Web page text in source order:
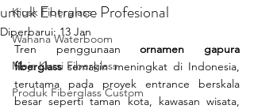
Kiosk Fiberglass
Wahana Waterboom
Meja Kursi Fiberglass
Produk Fiberglass Custom
untuk Entrance Profesional
Diperbarui:13 Jan
Tren penggunaan ornamen gapura
fiberglass semakin meningkat di Indonesia,
terutama pada proyek entrance berskala
besar seperti taman kota, kawasan wisata,